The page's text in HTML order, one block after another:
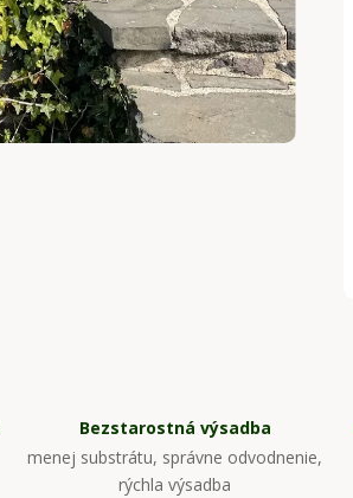
Bezstarostná výsadba
menej substrátu, správne odvodnenie,
rýchla výsadba